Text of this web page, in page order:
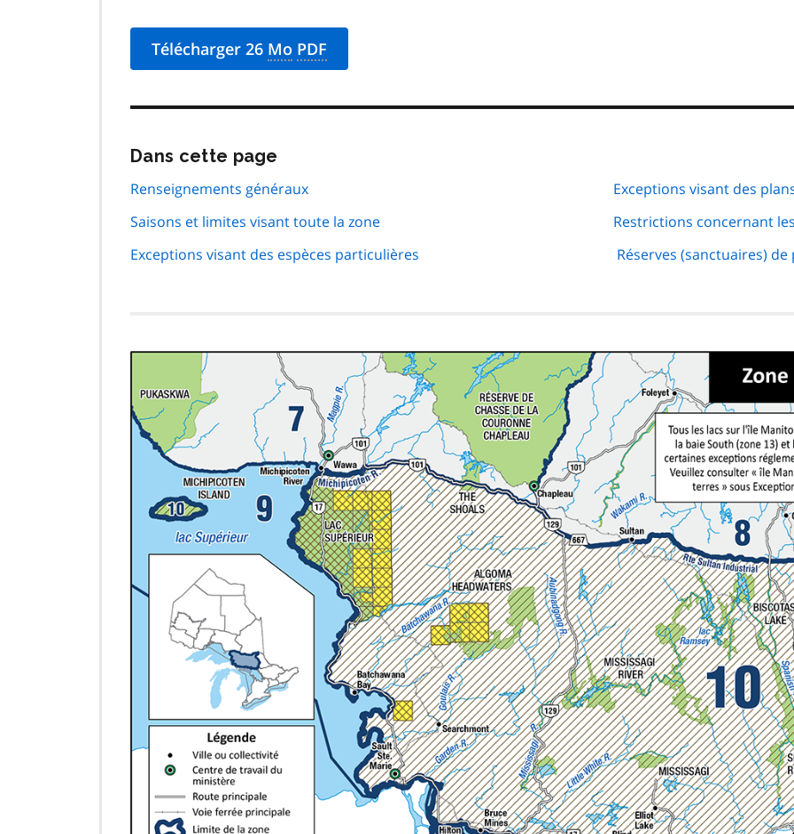
Télécharger 26 Mo PDF
Dans cette page
navigation
page
Renseignements généraux
Saisons et limites visant toute la zone
Exceptions visant des espèces particulières
Exceptions visant des
Restrictions concernant
Réserves (sanctuaires) de